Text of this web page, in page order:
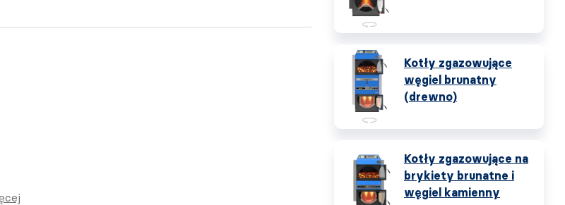
Kotły zgazowujące
węgiel brunatny
(drewno)
Kotły zgazowujące na
brykiety brunatne i
węgiel kamienny